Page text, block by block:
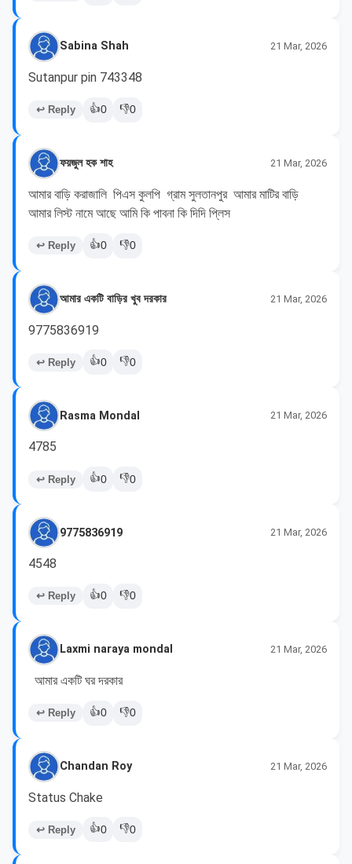
Sabina Shah 21 Mar, 2026
Sutanpur pin 743348
↩ Reply 👍0 👎0
ফয়জুল হক শাহ 21 Mar, 2026
আমার বাড়ি করাজালি  পিএস কুলপি  গ্রাম সুলতানপুর  আমার মাটির বাড়ি
আমার লিস্ট নামে আছে আমি কি পাবনা কি দিদি প্লিস
↩ Reply 👍0 👎0
আমার একটি বাড়ির খুব দরকার 21 Mar, 2026
9775836919
↩ Reply 👍0 👎0
Rasma Mondal 21 Mar, 2026
4785
↩ Reply 👍0 👎0
9775836919 21 Mar, 2026
4548
↩ Reply 👍0 👎0
Laxmi naraya mondal 21 Mar, 2026
  আমার একটি ঘর দরকার
↩ Reply 👍0 👎0
Chandan Roy 21 Mar, 2026
Status Chake
↩ Reply 👍0 👎0